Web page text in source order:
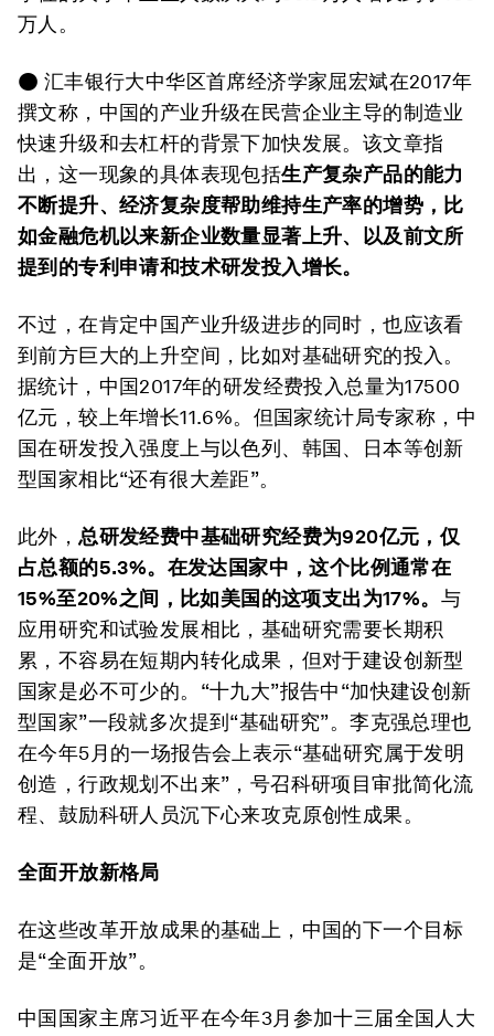
万人。
● 汇丰银行大中华区首席经济学家屈宏斌在2017年
撰文称，中国的产业升级在民营企业主导的制造业
快速升级和去杠杆的背景下加快发展。该文章指
出，这一现象的具体表现包括生产复杂产品的能力
不断提升、经济复杂度帮助维持生产率的增势，比
如金融危机以来新企业数量显著上升、以及前文所
提到的专利申请和技术研发投入增长。
不过，在肯定中国产业升级进步的同时，也应该看
到前方巨大的上升空间，比如对基础研究的投入。
据统计，中国2017年的研发经费投入总量为17500
亿元，较上年增长11.6%。但国家统计局专家称，中
国在研发投入强度上与以色列、韩国、日本等创新
型国家相比“还有很大差距”。
此外， 总研发经费中基础研究经费为920亿元，仅
占总额的5.3%。在发达国家中，这个比例通常在
15%至20%之间，比如美国的这项支出为17%。 与
应用研究和试验发展相比，基础研究需要长期积
累，不容易在短期内转化成果，但对于建设创新型
国家是必不可少的。“十九大”报告中“加快建设创新
型国家”一段就多次提到“基础研究”。李克强总理也
在今年5月的一场报告会上表示“基础研究属于发明
创造，行政规划不出来”，号召科研项目审批简化流
程、鼓励科研人员沉下心来攻克原创性成果。
全面开放新格局
在这些改革开放成果的基础上，中国的下一个目标
是“全面开放”。
中国国家主席习近平在今年3月参加十三届全国人大